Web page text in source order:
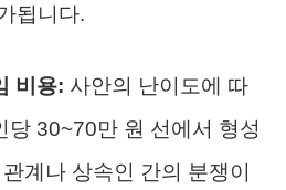
됩니다.
비용: 사안의 난이도에 따
당 30~70만 원 선에서 형성
계나 상속인 간의 분쟁이